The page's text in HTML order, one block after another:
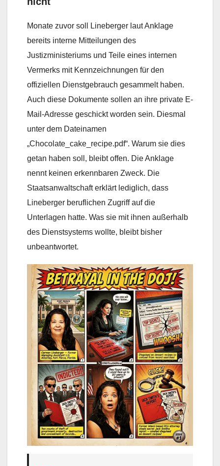
Monate zuvor soll Lineberger laut Anklage
bereits interne Mitteilungen des
Justizministeriums und Teile eines internen
Vermerks mit Kennzeichnungen für den
offiziellen Dienstgebrauch gesammelt haben.
Auch diese Dokumente sollen an ihre private E-
Mail-Adresse geschickt worden sein. Diesmal
unter dem Dateinamen
„Chocolate_cake_recipe.pdf“. Warum sie dies
getan haben soll, bleibt offen. Die Anklage
nennt keinen erkennbaren Zweck. Die
Staatsanwaltschaft erklärt lediglich, dass
Lineberger beruflichen Zugriff auf die
Unterlagen hatte. Was sie mit ihnen außerhalb
des Dienstsystems wollte, bleibt bisher
unbeantwortet.